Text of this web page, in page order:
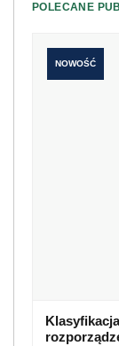
POLECANE
NOWOŚĆ